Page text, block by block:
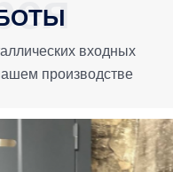
входных
производстве